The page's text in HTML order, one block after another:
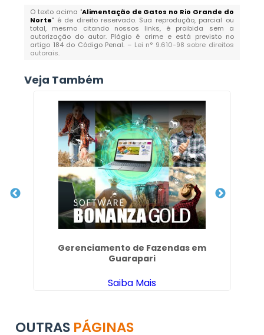
O texto acima "Alimentação de Gatos no Rio Grande do
Norte" é de direito reservado. Sua reprodução, parcial ou
total, mesmo citando nossos links, é proibida sem a
autorização do autor. Plágio é crime e está previsto no
artigo 184 do Código Penal. – Lei n° 9.610-98 sobre direitos
autorais.
Veja Também
Gerenciamento de Fazendas em
Guarapari
Saiba Mais
OUTRAS PÁGINAS